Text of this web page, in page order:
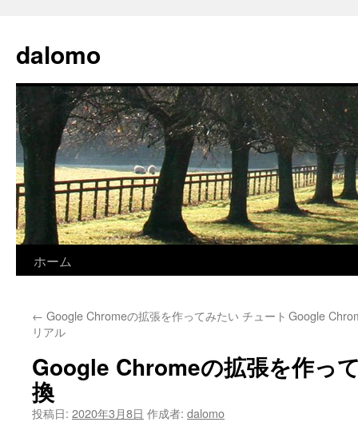
テ
ン
ス
キ
ッ
プ
dalomo
ホーム
← Google Chromeの拡張を作ってみたい チュート
リアル
Google
Google Chromeの拡張を作っ
換
投稿日: 2020年3月8日 作成者: dalomo